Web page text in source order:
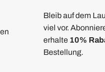
Bleib auf dem
viel vor.
erhalte 10%
Bestellung.